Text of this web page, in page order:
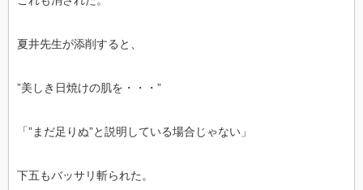
夏井先生が添削すると、
”美しき日焼けの肌を・・・”
「”まだ足りぬ”と説明している場合じゃない」
下五もバッサリ斬られた。